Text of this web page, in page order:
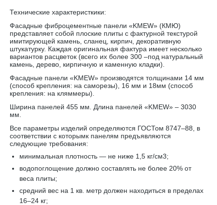
Технические характеристкики:
Фасадные фиброцементные панели «KMEW» (КМЮ)
представляет собой плоские плиты с фактурной текстурой
имитирующей камень, сланец, кирпич, декоративную
штукатурку. Каждая оригинальная фактура имеет несколько
вариантов расцветок (всего их более 300 –под натуральный
камень, дерево, кирпичную и каменную кладки).
Фасадные панели «KMEW» производятся толщинами 14 мм
(способ крепления: на саморезы), 16 мм и 18мм (способ
крепления: на кляммеры).
Ширина панелей 455 мм. Длина панелей «KMEW» – 3030
мм.
Все параметры изделий определяются ГОСТом 8747–88, в
соответствии с которымк панелям предъявляются
следующие требования:
минимальная плотность — не ниже 1,5 кг/см3;
водопоглощение должно составлять не более 20% от
веса плиты;
средний вес на 1 кв. метр должен находиться в пределах
16–24 кг;